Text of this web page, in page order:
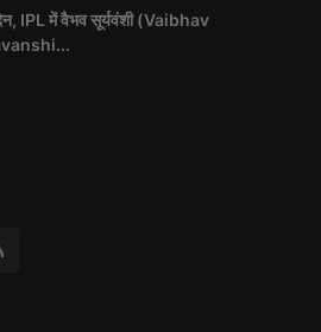
IPL में वैभव सूर्यवंशी (Vaibhav